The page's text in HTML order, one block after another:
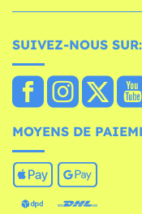
SUIVEZ-NOUS SUR:
MOYENS DE